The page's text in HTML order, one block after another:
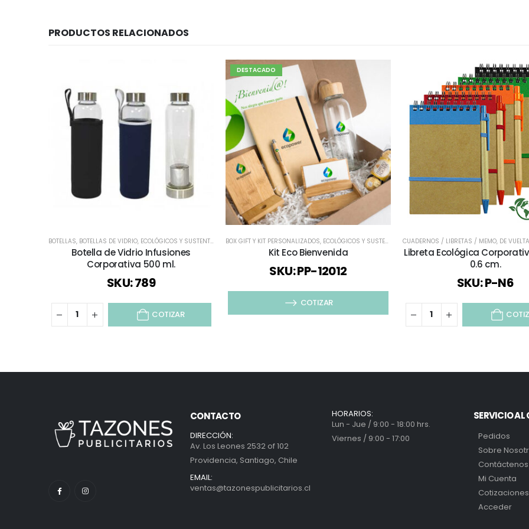
PRODUCTOS RELACIONADOS
BOTELLAS, BOTELLAS DE VIDRIO, ECOLÓGICOS Y SUSTENTABLES ,TODOS
Botella de Vidrio Infusiones
Corporativa 500 ml.
SKU: 789
COTIZAR
DESTACADO
BOX GIFT Y KIT PERSONALIZADOS, ECOLÓGICOS Y SUSTENTABLES ,ESCRITORIO
Kit Eco Bienvenida
SKU: PP-12012
COTIZAR
CUADERNOS / LIBRETAS / MEMO, DE
Libreta Ecológica
0.6 cm.
SKU: P-N6
CONTACTO
DIRECCIÓN:
Av. Los Leones 2532 of 102
Providencia, Santiago, Chile
EMAIL:
ventas@tazonespublicitarios.cl
HORARIOS:
Lun - Jue / 9:00 - 18:00 hrs.
Viernes / 9:00 - 17:00
SERVICIO AL
Pedidos
Sobre
Contáctenos
Mi Cuenta
Cotizaciones
Acceder